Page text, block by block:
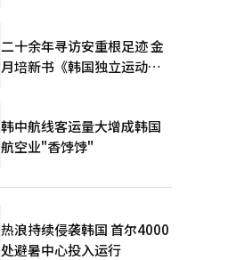
二十余年寻访安重根足迹 金
月培新书《韩国独立运动圣
韩中航线客运量大增成韩国
航空业"香饽饽"
热浪持续侵袭韩国 首尔4000
处避暑中心投入运行